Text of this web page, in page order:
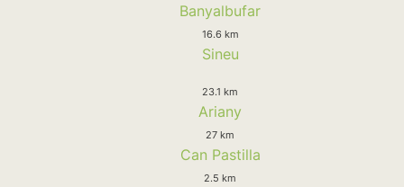
Banyalbufar
16.6 km
Sineu
23.1 km
Ariany
27 km
Can Pastilla
2.5 km